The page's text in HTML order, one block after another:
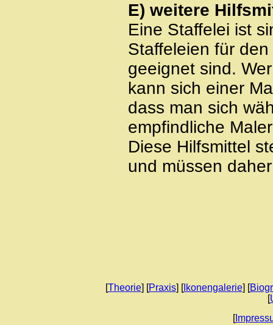
E) weitere
Eine Staffelei ist
Staffeleien für
geeignet sind.
kann sich einer
dass man sich
empfindliche
Diese Hilfsmittel
und müssen
[Theorie] [Praxis] [Ikonengalerie] [
[
[